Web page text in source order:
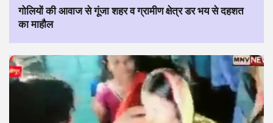
गोलियों की आवाज से गूंजा शहर व ग्रामीण क्षेत्र डर भय से दहशत
का माहौल